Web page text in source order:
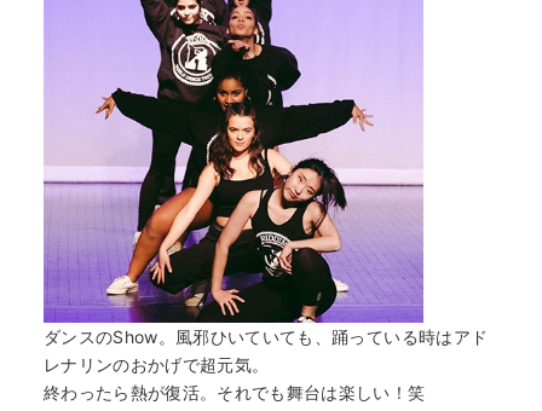
ダンスのShow。風邪ひいていても、踊っている時はアド
レナリンのおかげで超元気。
終わったら熱が復活。それでも舞台は楽しい！笑